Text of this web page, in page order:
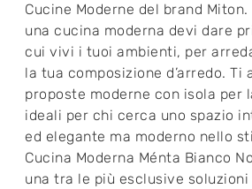
Cucine Moderne del brand
una cucina moderna devi dare
cui vivi i tuoi ambienti, per
la tua composizione d’arredo. Ti
proposte moderne con isola per
ideali per chi cerca uno spazio
ed elegante ma moderno nello
Cucina Moderna Ménta Bianco
una tra le più esclusive